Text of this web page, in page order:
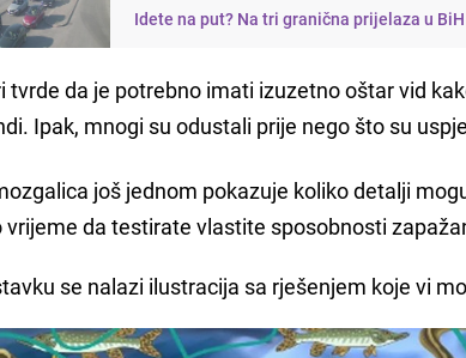
Idete na put? Na tri granična prijelaza u
tvrde da je potrebno imati izuzetno oštar vid
Ipak, mnogi su odustali prije nego što su
još jednom pokazuje koliko detalji
vrijeme da testirate vlastite sposobnosti
se nalazi ilustracija sa rješenjem koje vi